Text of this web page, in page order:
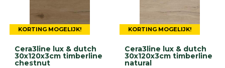
KORTING MOGELIJK!
Cera3line lux & dutch
30x120x3cm timberline
chestnut
KORTING MOGELIJK!
Cera3line lux & dutch
30x120x3cm timberline
natural